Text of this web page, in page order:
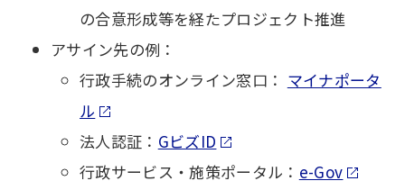
の合意形成等を経たプロジェクト推進
アサイン先の例：
行政手続のオンライン窓口： マイナポータ
ル
法人認証： GビズID
行政サービス・施策ポータル： e-Gov